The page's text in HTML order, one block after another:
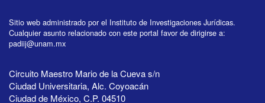
Sitio web administrado por el Instituto de Investigaciones Jurídicas.
Cualquier asunto relacionado con este portal favor de dirigirse a:
padiij@unam.mx
Circuito Maestro Mario de la Cueva s/n
Ciudad Universitaria, Alc. Coyoacán
Ciudad de México, C.P. 04510